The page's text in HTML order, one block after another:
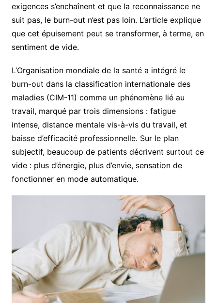
exigences s’enchaînent et que la reconnaissance ne
suit pas, le burn-out n’est pas loin. L’article explique
que cet épuisement peut se transformer, à terme, en
sentiment de vide.
L’Organisation mondiale de la santé a intégré le
burn-out dans la classification internationale des
maladies (CIM-11) comme un phénomène lié au
travail, marqué par trois dimensions : fatigue
intense, distance mentale vis-à-vis du travail, et
baisse d’efficacité professionnelle. Sur le plan
subjectif, beaucoup de patients décrivent surtout ce
vide : plus d’énergie, plus d’envie, sensation de
fonctionner en mode automatique.